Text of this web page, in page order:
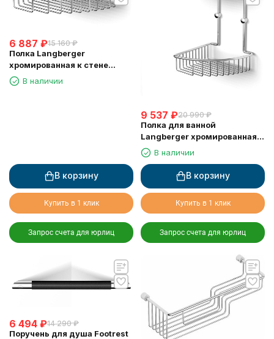
6 887 ₽15 160 ₽
Полка Langberger
хромированная к стене
одноэтажная 72560
В наличии
В корзину
Купить в 1 клик
Запрос счета для юрлиц
9 537 ₽20 990 ₽
Полка для ванной
Langberger хромированная к
стене 2-х этажная 10860I
В наличии
В корзину
Купить в 1 клик
Запрос счета для юрлиц
6 494 ₽14 290 ₽
Поручень для душа Footrest